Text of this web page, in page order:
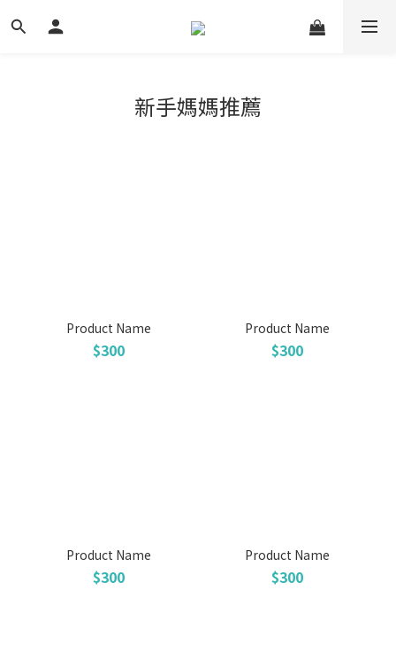
新手媽媽推薦
Product Name
$300
Product Name
$300
Product Name
$300
Product Name
$300